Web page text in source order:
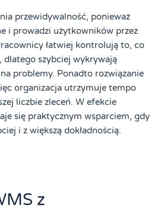
przewidywalność, ponieważ
i prowadzi użytkowników przez
łatwiej kontrolują to, co
dlatego szybciej wykrywają
problemy. Ponadto rozwiązanie
organizacja utrzymuje tempo
liczbie zleceń. W efekcie
się praktycznym wsparciem, gdy
i z większą dokładnością.
z